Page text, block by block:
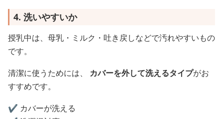
4. 洗いやすいか
授乳中は、母乳・ミルク・吐き戻しなどで汚れやすいもの
です。
清潔に使うためには、 カバーを外して洗えるタイプがお
すすめです。
✔️ カバーが洗える